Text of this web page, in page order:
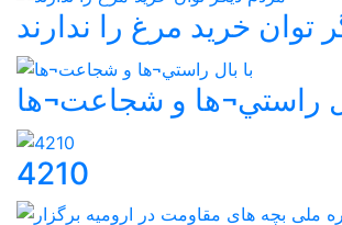
توان خريد مرغ را ندارند
راستي¬ها و شجاعت¬ها
4210